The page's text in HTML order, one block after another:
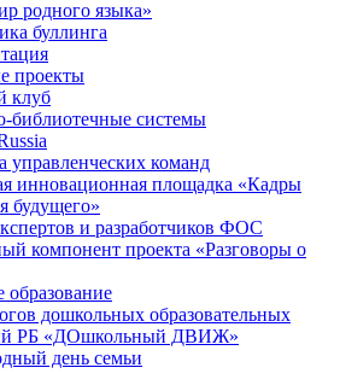
родного языка»
буллинга
проекты
клуб
библиотечные системы
управленческих команд
инновационная площадка «Кадры
будущего»
и разработчиков ФОС
компонент проекта «Разговоры о
образование
дошкольных образовательных
РБ «ДОшкольный ДВИЖ»
день семьи